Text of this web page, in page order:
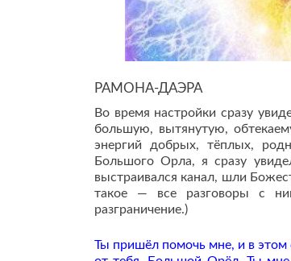
РАМОНА-ДАЭРА
Во время настройки сразу
большую, вытянутую,
энергий добрых, тёплых,
Большого Орла, я сразу
выстраивался канал, шли
такое — все разговоры с
разграничение.)
Ты пришёл помочь мне, и в